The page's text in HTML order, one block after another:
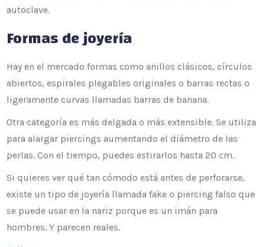
autoclave.
Formas de joyería
Hay en el mercado formas como anillos clásicos, círculos
abiertos, espirales plegables originales o barras rectas o
ligeramente curvas llamadas barras de banana.
Otra categoría es más delgada o más extensible. Se utiliza
para alargar piercings aumentando el diámetro de las
perlas. Con el tiempo, puedes estirarlos hasta 20 cm.
Si quieres ver qué tan cómodo está antes de perforarse,
existe un tipo de joyería llamada fake o piercing falso que
se puede usar en la nariz porque es un imán para
hombres. Y parecen reales.